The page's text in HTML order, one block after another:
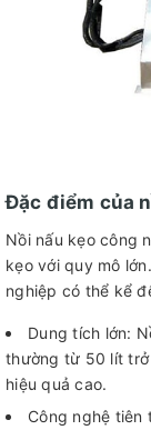
Đặc điểm của
Nồi nấu kẹo công
kẹo với quy mô
nghiệp có thể kể
Dung tích lớn:
thường từ 50 lít trở
hiệu quả cao.
Công nghệ tiên